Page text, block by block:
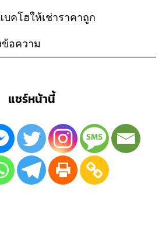
บคโฮให้เช่าราคาถูก
ข้อความ
แชร์หน้านี้